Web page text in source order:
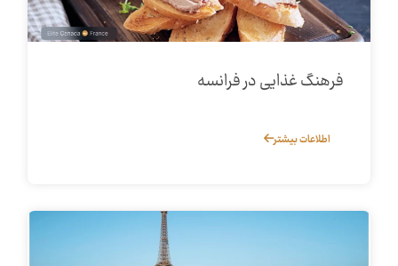
فرهنگ غذایی در فرانسه
اطلاعات بیشتر